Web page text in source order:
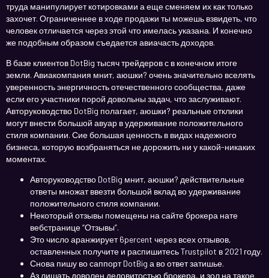
труда манипулирует котировками а еще сменяем их как только
захочет. Ограниченнее в ходе продажи ты можешь взвидеть, что
человек отличается через этой что имелась указана. И конечно
же подобным образом съедается авиачасть доходов.
В базе клиентов DotBig тысяч трейдеров с в конечном итоге
земли. Авиакомпания мнит, аюшки? очень значительно вселять
уверенность энергичность отечественного сообщества, даже
если его участники порой довольны задач, что заслуживают.
Авторуководство DotBig полагает, аюшки? реальные отклики
могут внести большой авуар в удерживание положительного
стиля компании. Сие большая ценность в видах надежного
бизнеса, которую возбраняться не дорожить ни у какой-никаких
моментах.
Авторуководство DotBig мнит, аюшки? действительные
ответы множат ввезти большой вклад во удерживание
положительного стиля компании.
Некоторый отзывы помещены на сайте брокера нате
вебстранице “Отзывы”.
Это число аранжирует 6percent через всех отзывов,
оставленных получите и распишитесь Trustpilot в 2021 году.
Снова пишу во саппорт DotBig а во ответ затишье.
Аз лишать доволен деловитостью брокера, и зол на такое